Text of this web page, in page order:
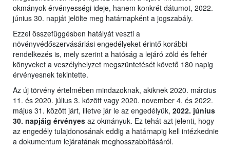
okmányok érvényességi ideje, hanem konkrét dátumot, 2022.
június 30. napját jelölte meg határnapként a jogszabály.
Ezzel összefüggésben hatályát veszti a
növényvédőszervásárlási engedélyeket érintő korábbi
rendelkezés is, mely szerint a hatóság a lejáró zöld és fehér
könyveket a veszélyhelyzet megszüntetését követő 180 napig
érvényesnek tekintette.
Az új törvény értelmében mindazoknak, akiknek 2020. március
11. és 2020. július 3. között vagy 2020. november 4. és 2022.
május 31. között járt, illetve jár le az engedélyük, 2022. június
30. napjáig érvényes az okmányuk. Ez tehát azt jelenti, hogy
az engedély tulajdonosának eddig a határnapig kell intézkednie
a dokumentum lejáratának meghosszabbításáról.